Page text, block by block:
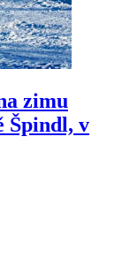
zimu
Špindl, v